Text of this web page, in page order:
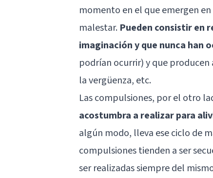
momento en el que emergen
malestar. Pueden consistir en
imaginación y que nunca han
podrían ocurrir) y que
la vergüenza, etc.
Las compulsiones, por el otro
acostumbra a realizar para
algún modo, lleva ese ciclo de
compulsiones tienden a ser
ser realizadas siempre del